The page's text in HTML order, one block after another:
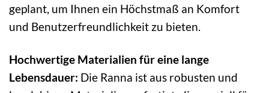
geplant, um Ihnen ein Höchstmaß an Komfort
und Benutzerfreundlichkeit zu bieten.
Hochwertige Materialien für eine lange
Lebensdauer: Die Ranna ist aus robusten und